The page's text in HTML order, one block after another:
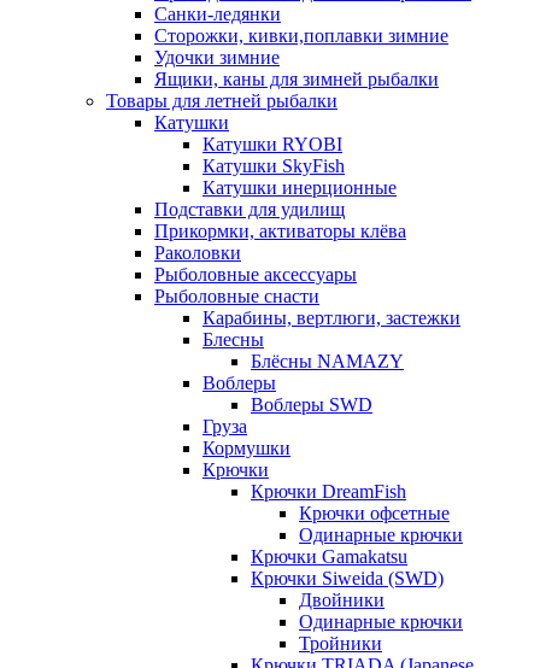
Санки-ледянки
Сторожки, кивки,поплавки зимние
Удочки зимние
Ящики, каны для зимней рыбалки
Товары для летней рыбалки
Катушки
Катушки RYOBI
Катушки SkyFish
Катушки инерционные
Подставки для удилищ
Прикормки, активаторы клёва
Раколовки
Рыболовные аксессуары
Рыболовные снасти
Карабины, вертлюги, застежки
Блесны
Блёсны NAMAZY
Воблеры
Воблеры SWD
Груза
Кормушки
Крючки
Крючки DreamFish
Крючки офсетные
Одинарные крючки
Крючки Gamakatsu
Крючки Siweida (SWD)
Двойники
Одинарные крючки
Тройники